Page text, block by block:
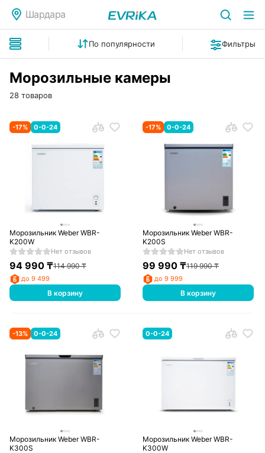
Шардара
По популярности Фильтры
Морозильные камеры
28 товаров
-17% 0-0-24
Морозильник Weber WBR-
K200W
Нет отзывов
94 990₸114 990₸
до 9 499
В корзину
-17% 0-0-24
Морозильник Weber WBR-
K200S
Нет отзывов
99 990 ₸119 990₸
до 9 999
В корзину
-13% 0-0-24
Морозильник Weber WBR-
K300S
0-0-24
Морозильник Weber WBR-
K300W